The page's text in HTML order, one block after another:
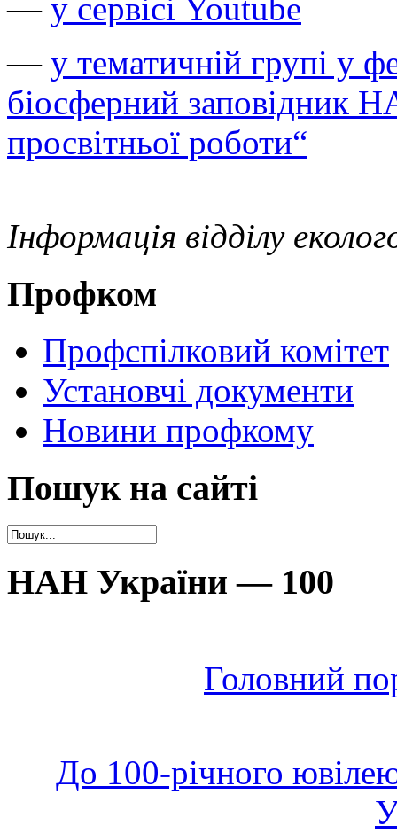
— у сервісі Youtube
— у тематичній групі у
біосферний заповідник
просвітньої роботи“
Інформація відділу
Профком
Профспілковий комітет
Установчі документи
Новини профкому
Пошук на сайті
НАН України — 100
Головний
До 100-річного